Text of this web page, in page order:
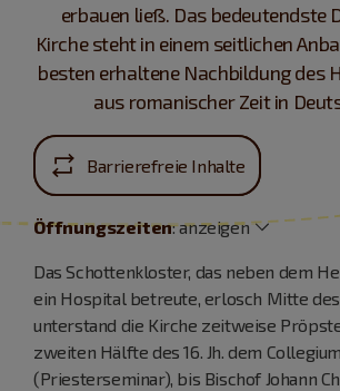
erbauen ließ. Das bedeutendste
Kirche steht in einem seitlichen
besten erhaltene Nachbildung des
aus romanischer Zeit in
Barrierefreie Inhalte
Öffnungszeiten:anzeigen
Das Schottenkloster, das neben dem
ein Hospital betreute, erlosch Mitte des
unterstand die Kirche zeitweise
zweiten Hälfte des 16. Jh. dem
(Priesterseminar), bis Bischof Johann